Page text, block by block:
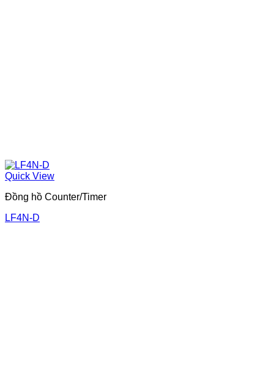
Quick View
Đồng hồ Counter/Timer
LF4N-D